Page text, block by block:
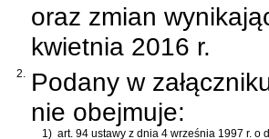
oraz zmian
kwietnia 2016 r.
2.
Podany w
nie obejmuje:
1) art. 94 ustawy z dnia 4 września 1997 r. o